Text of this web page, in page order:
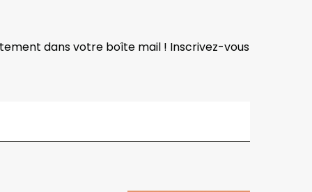
dans votre boîte mail ! Inscrivez-vous